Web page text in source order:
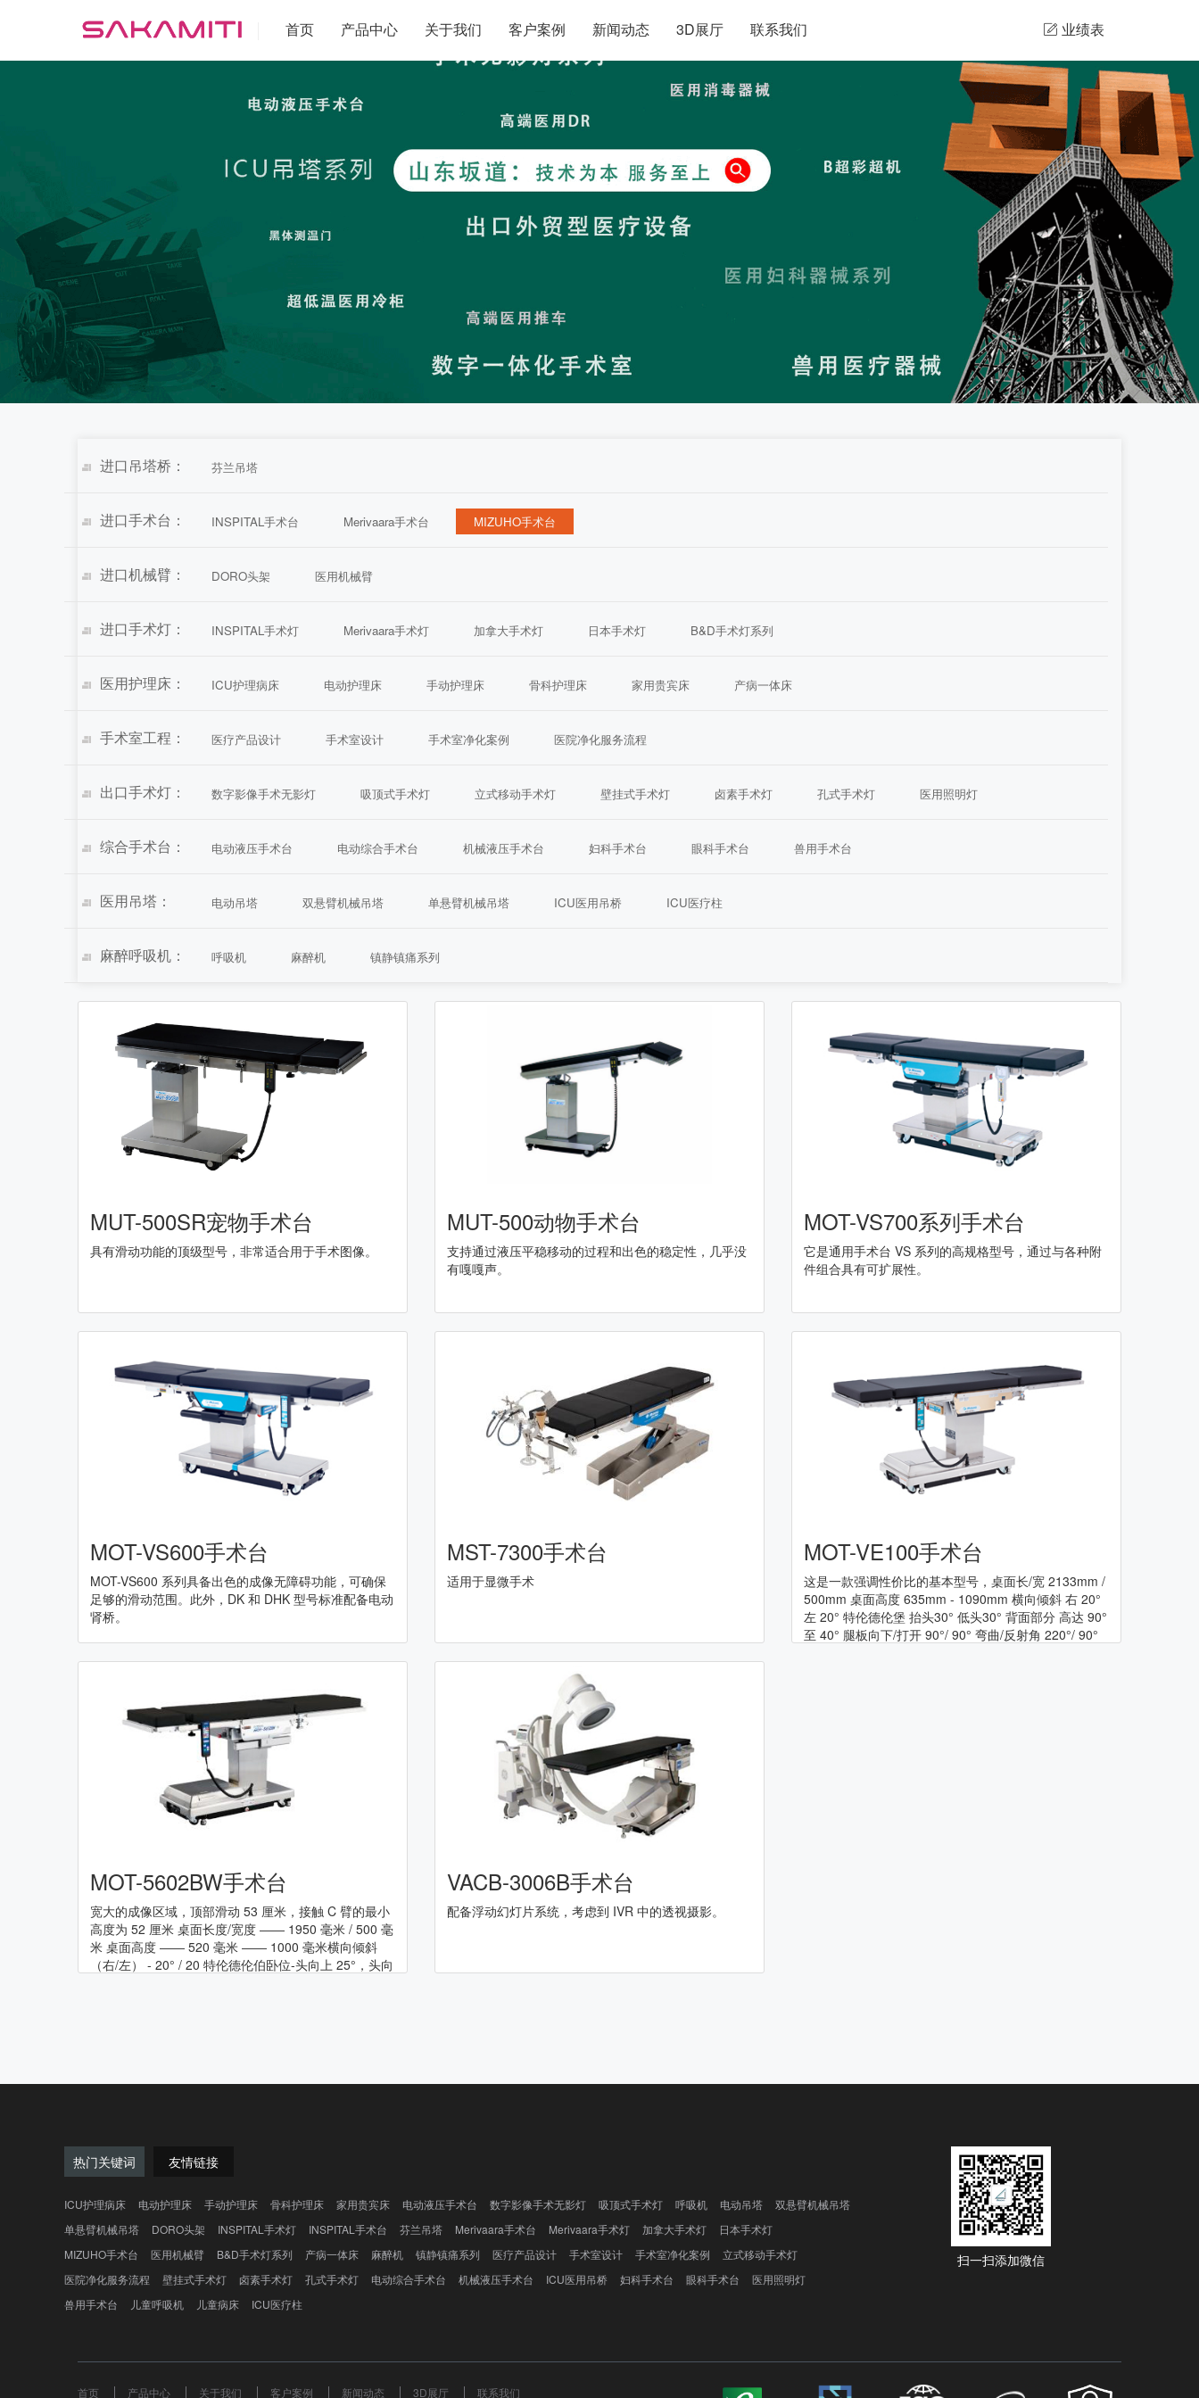
首页 产品中心 关于我们 客户案例 新闻动态 3D展厅 联系我们  业绩表
进口吊塔桥： 芬兰吊塔
进口手术台： INSPITAL手术台 Merivaara手术台 MIZUHO手术台
进口机械臂： DORO头架 医用机械臂
进口手术灯： INSPITAL手术灯 Merivaara手术灯 加拿大手术灯 日本手术灯 B&D手术灯系列
医用护理床： ICU护理病床 电动护理床 手动护理床 骨科护理床 家用贵宾床 产病一体床
手术室工程： 医疗产品设计 手术室设计 手术室净化案例 医院净化服务流程
出口手术灯： 数字影像手术无影灯 吸顶式手术灯 立式移动手术灯 壁挂式手术灯 卤素手术灯 孔式手术灯 医用照明灯
综合手术台： 电动液压手术台 电动综合手术台 机械液压手术台 妇科手术台 眼科手术台 兽用手术台
医用吊塔： 电动吊塔 双悬臂机械吊塔 单悬臂机械吊塔 ICU医用吊桥 ICU医疗柱
麻醉呼吸机： 呼吸机 麻醉机 镇静镇痛系列
MUT-500SR宠物手术台
具有滑动功能的顶级型号，非常适合用于手术图像。
MUT-500动物手术台
支持通过液压平稳移动的过程和出色的稳定性，几乎没
有嘎嘎声。
MOT-VS700系列手术台
它是通用手术台 VS 系列的高规格型号，通过与各种附
件组合具有可扩展性。
MOT-VS600手术台
MOT-VS600 系列具备出色的成像无障碍功能，可确保
足够的滑动范围。此外，DK 和 DHK 型号标准配备电动
肾桥。
MST-7300手术台
适用于显微手术
MOT-VE100手术台
这是一款强调性价比的基本型号，桌面长/宽 2133mm /
500mm 桌面高度 635mm - 1090mm 横向倾斜 右 20°
左 20° 特伦德伦堡 抬头30° 低头30° 背面部分 高达 90°
至 40° 腿板向下/打开 90°/ 90° 弯曲/反射角 220°/ 90°
MOT-5602BW手术台
宽大的成像区域，顶部滑动 53 厘米，接触 C 臂的最小
高度为 52 厘米 桌面长度/宽度 ―― 1950 毫米 / 500 毫
米 桌面高度 ―― 520 毫米 ―― 1000 毫米横向倾斜
（右/左） - 20° / 20 特伦德伦伯卧位-头向上 25°，头向
VACB-3006B手术台
配备浮动幻灯片系统，考虑到 IVR 中的透视摄影。
热门关键词 友情链接
ICU护理病床 电动护理床 手动护理床 骨科护理床 家用贵宾床 电动液压手术台 数字影像手术无影灯 吸顶式手术灯 呼吸机 电动吊塔
双悬臂机械吊塔
单悬臂机械吊塔
DORO头架 INSPITAL手术灯 INSPITAL手术台 芬兰吊塔 Merivaara手术台 Merivaara手术灯 加拿大手术灯
日本手术灯
MIZUHO手术台
医用机械臂 B&D手术灯系列 产病一体床 麻醉机 镇静镇痛系列 医疗产品设计 手术室设计 手术室净化案例
立式移动手术灯
医院净化服务流程
壁挂式手术灯 卤素手术灯 孔式手术灯 电动综合手术台 机械液压手术台 ICU医用吊桥 妇科手术台 眼科手术台
医用照明灯
兽用手术台
儿童呼吸机 儿童病床 ICU医疗柱
扫一扫添加微信
首页 产品中心 关于我们 客户案例 新闻动态 3D展厅 联系我们